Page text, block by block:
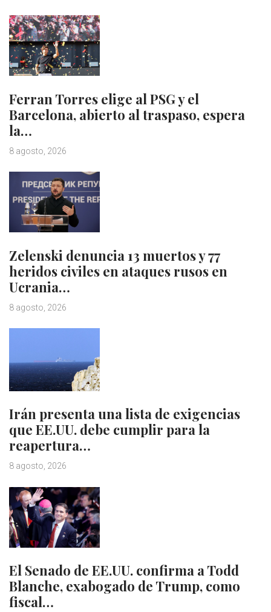
Ferran Torres elige al PSG y el
Barcelona, abierto al traspaso, espera
la…
8 agosto, 2026
Zelenski denuncia 13 muertos y 77
heridos civiles en ataques rusos en
Ucrania…
8 agosto, 2026
Irán presenta una lista de exigencias
que EE.UU. debe cumplir para la
reapertura…
8 agosto, 2026
El Senado de EE.UU. confirma a Todd
Blanche, exabogado de Trump, como
fiscal…